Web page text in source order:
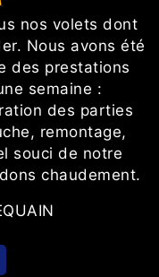
nos volets dont
Nous avons été
des prestations
semaine :
des parties
remontage,
souci de notre
chaudement.